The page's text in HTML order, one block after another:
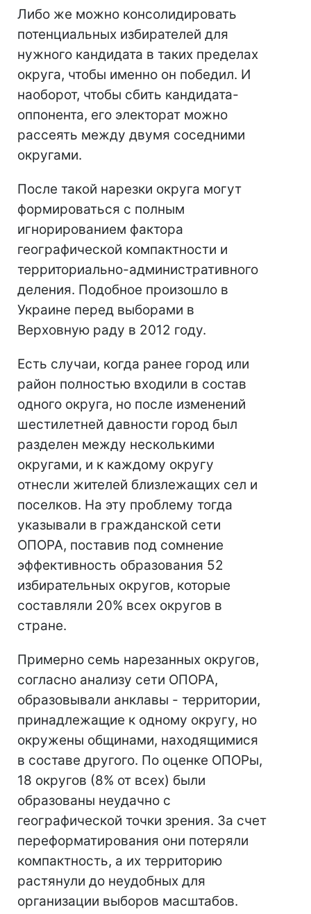
Либо же можно консолидировать
потенциальных избирателей для
нужного кандидата в таких пределах
округа, чтобы именно он победил. И
наоборот, чтобы сбить кандидата-
оппонента, его электорат можно
рассеять между двумя соседними
округами.
После такой нарезки округа могут
формироваться с полным
игнорированием фактора
географической компактности и
территориально-административного
деления. Подобное произошло в
Украине перед выборами в
Верховную раду в 2012 году.
Есть случаи, когда ранее город или
район полностью входили в состав
одного округа, но после изменений
шестилетней давности город был
разделен между несколькими
округами, и к каждому округу
отнесли жителей близлежащих сел и
поселков. На эту проблему тогда
указывали в гражданской сети
ОПОРА, поставив под сомнение
эффективность образования 52
избирательных округов, которые
составляли 20% всех округов в
стране.
Примерно семь нарезанных округов,
согласно анализу сети ОПОРА,
образовывали анклавы - территории,
принадлежащие к одному округу, но
окружены общинами, находящимися
в составе другого. По оценке ОПОРы,
18 округов (8% от всех) были
образованы неудачно с
географической точки зрения. За счет
переформатирования они потеряли
компактность, а их территорию
растянули до неудобных для
организации выборов масштабов.